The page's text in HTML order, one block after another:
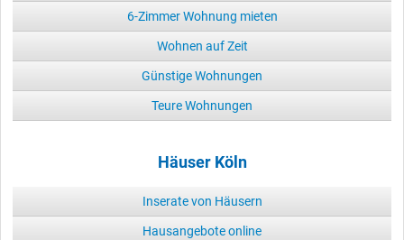
6-Zimmer Wohnung mieten
Wohnen auf Zeit
Günstige Wohnungen
Teure Wohnungen
Häuser Köln
Inserate von Häusern
Hausangebote online